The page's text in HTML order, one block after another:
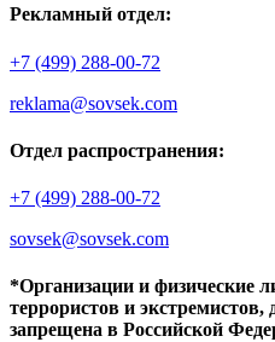
Рекламный отдел:
+7 (499) 288-00-72
reklama@sovsek.com
Отдел распространения:
+7 (499) 288-00-72
sovsek@sovsek.com
*Организации и физические
террористов и экстремистов,
запрещена в Российской